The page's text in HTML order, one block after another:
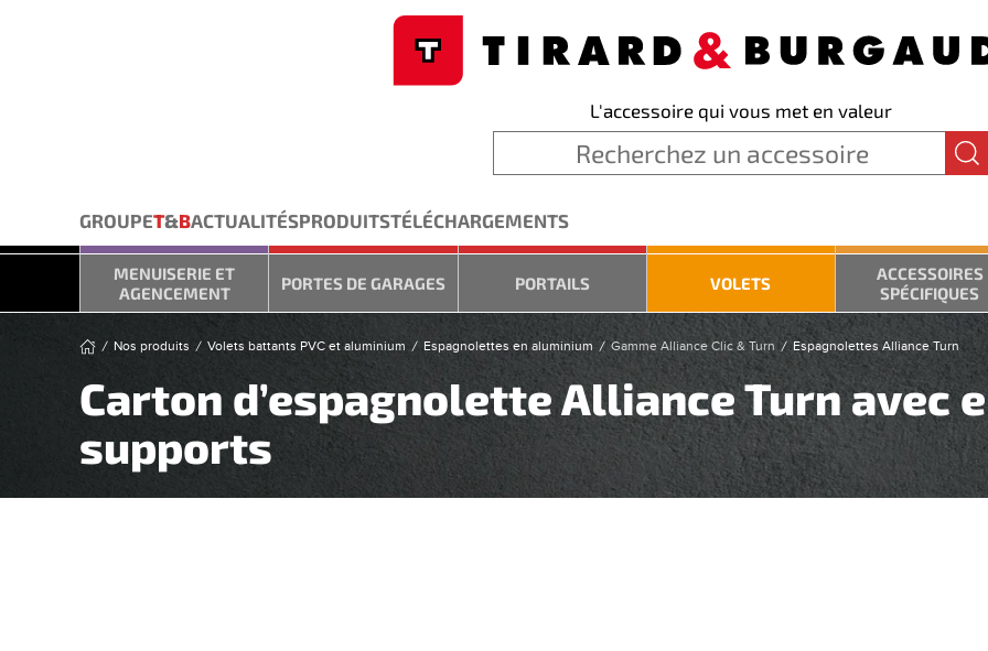
L'accessoire qui vous met en valeur
GROUPET&BACTUALITÉSPRODUITSTÉLÉCHARGEMENTS
MENUISERIE ET
AGENCEMENT
PORTES DE GARAGES PORTAILS VOLETS
ACCESSOIRES
SPÉCIFIQUES
Nos produits Volets battants PVC et aluminium Espagnolettes en aluminium Gamme Alliance Clic & Turn Espagnolettes Alliance Turn
Carton d’espagnolette Alliance Turn avec
supports